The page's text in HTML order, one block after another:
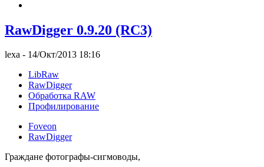
RawDigger 0.9.20 (RC3)
lexa - 14/Окт/2013 18:16
LibRaw
RawDigger
Обработка RAW
Профилирование
Foveon
RawDigger
Граждане фотографы-сигмоводы,